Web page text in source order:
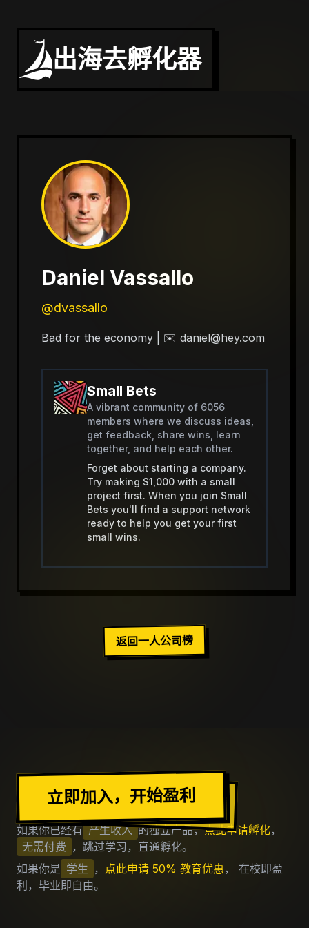
出海去孵化器
Daniel Vassallo
@dvassallo
Bad for the economy | ✉️ daniel@hey.com
Small Bets
A vibrant community of 6056
members where we discuss ideas,
get feedback, share wins, learn
together, and help each other.
Forget about starting a company.
Try making $1,000 with a small
project first. When you join Small
Bets you'll find a support network
ready to help you get your first
small wins.
返回一人公司榜
加入出海去社区
立即加入，开始盈利
如果你已经有 产生收入 的独立产品，点此申请孵化，
无需付费 ，跳过学习，直通孵化。
如果你是 学生 ， 点此申请 50% 教育优惠 ， 在校即盈
利，毕业即自由。